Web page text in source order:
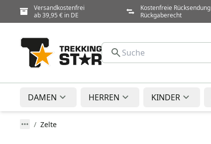
Versandkostenfrei
ab 39,95 € in DE
Kostenfreie Rücksendung
Rückgaberecht
DAMEN HERREN KINDER
Zelte